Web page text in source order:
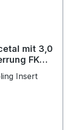
mit 3,0
FKM-
Insert